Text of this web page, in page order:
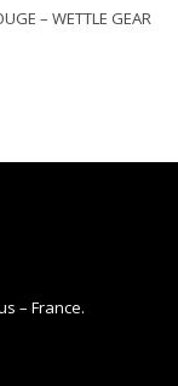
– WETTLE GEAR
– France.